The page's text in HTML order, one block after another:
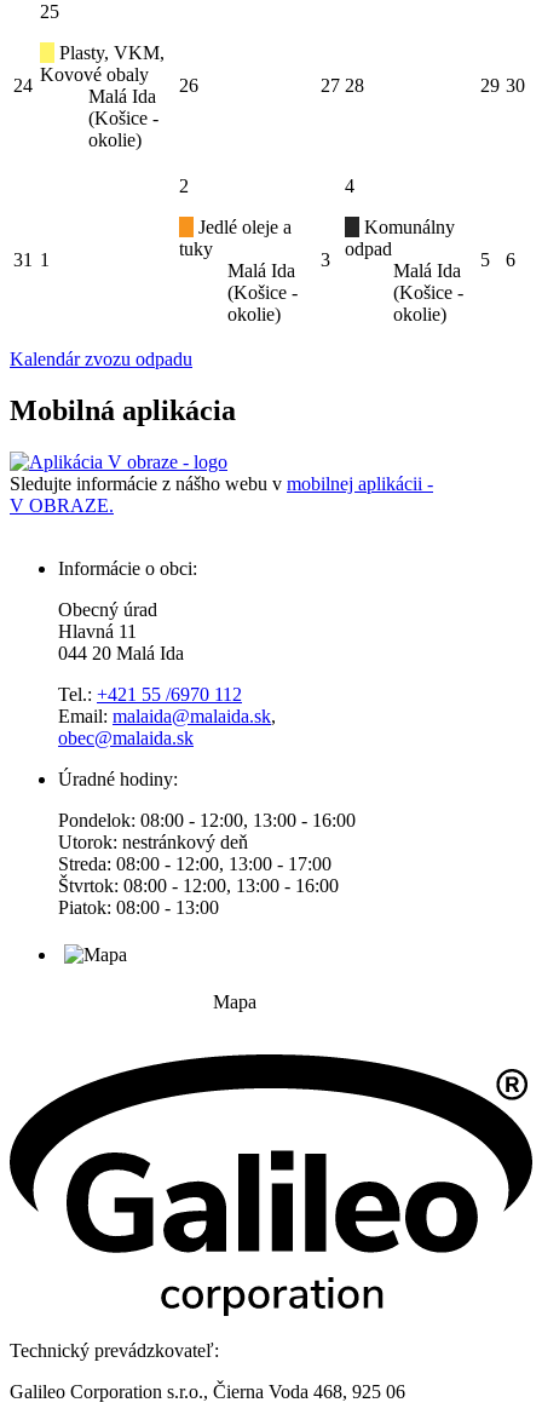
24
25
Plasty, VKM,
Kovové obaly
Malá Ida
(Košice -
okolie)
26 27 28 29 30
31 1
2
Jedlé oleje a
tuky
Malá Ida
(Košice -
okolie)
3
4
Komunálny
odpad
Malá Ida
(Košice -
okolie)
5 6
Kalendár zvozu odpadu
Mobilná aplikácia
Sledujte informácie z nášho webu v mobilnej aplikácii -
V OBRAZE.
Informácie o obci:
Obecný úrad
Hlavná 11
044 20 Malá Ida
Tel.: +421 55 /6970 112
Email: malaida@malaida.sk,
obec@malaida.sk
Úradné hodiny:
Pondelok: 08:00 - 12:00, 13:00 - 16:00
Utorok: nestránkový deň
Streda: 08:00 - 12:00, 13:00 - 17:00
Štvrtok: 08:00 - 12:00, 13:00 - 16:00
Piatok: 08:00 - 13:00
Mapa
Technický prevádzkovateľ:
Galileo Corporation s.r.o., Čierna Voda 468, 925 06